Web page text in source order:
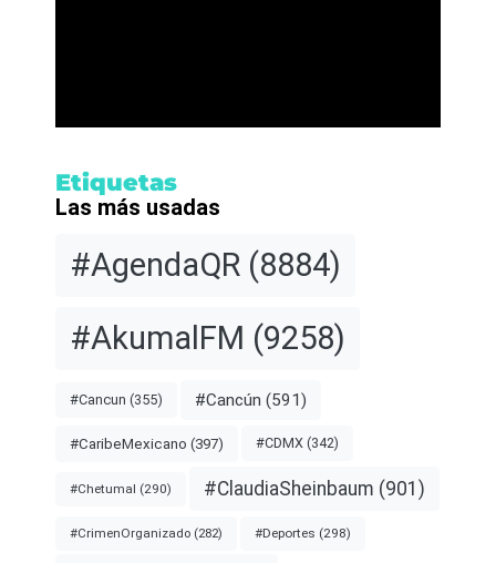
Etiquetas
Las más usadas
#AgendaQR (8884)
#AkumalFM (9258)
#Cancun (355) #Cancún (591)
#CaribeMexicano (397) #CDMX (342)
#Chetumal (290) #ClaudiaSheinbaum (901)
#CrimenOrganizado (282) #Deportes (298)